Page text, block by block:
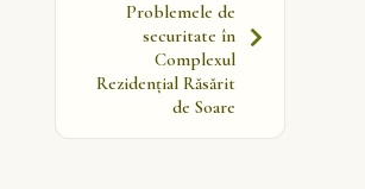
Problemele de
securitate în
Complexul
Rezidențial Răsărit
de Soare